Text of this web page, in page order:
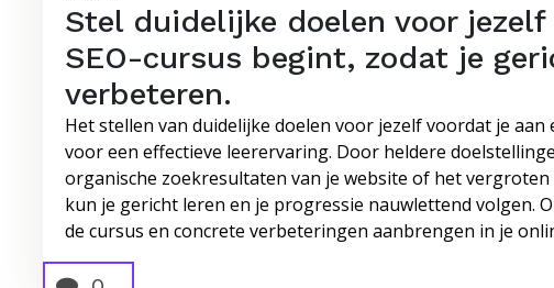
Stel duidelijke doelen voor
SEO-cursus begint, zodat je
verbeteren.
Het stellen van duidelijke doelen voor jezelf voordat je aan
voor een effectieve leerervaring. Door heldere
organische zoekresultaten van je website of het vergroten
kun je gericht leren en je progressie nauwlettend volgen.
de cursus en concrete verbeteringen aanbrengen in je